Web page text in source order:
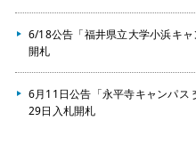
6/18公告「福井県立大学小浜キ
開札
6月11日公告「永平寺キャンパス
29日入札開札